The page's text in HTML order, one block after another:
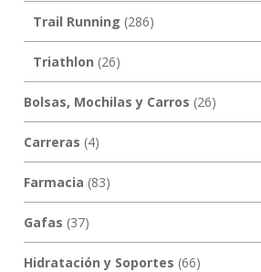
Trail Running (286)
Triathlon (26)
Bolsas, Mochilas y Carros (26)
Carreras (4)
Farmacia (83)
Gafas (37)
Hidratación y Soportes (66)